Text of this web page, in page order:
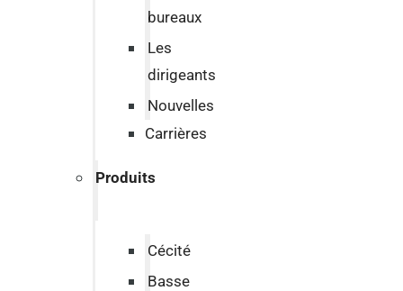
bureaux
Les
dirigeants
Nouvelles
Carrières
Produits
Cécité
Basse